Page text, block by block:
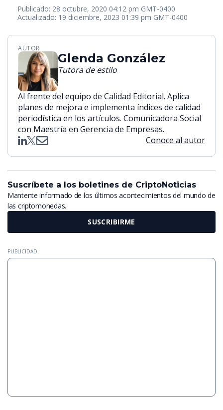
Publicado: 28 octubre, 2020 04:12 pm GMT-0400
Actualizado: 19 diciembre, 2023 01:39 pm GMT-0400
AUTOR
Glenda González
Tutora de estilo
Al frente del equipo de Calidad Editorial. Aplica
planes de mejora e implementa índices de calidad
periodística en los artículos. Comunicadora Social
con Maestría en Gerencia de Empresas.
Conoce al autor
Suscríbete a los boletines de CriptoNoticias
Mantente informado de los últimos acontecimientos del mundo de
las criptomonedas.
SUSCRIBIRME
PUBLICIDAD